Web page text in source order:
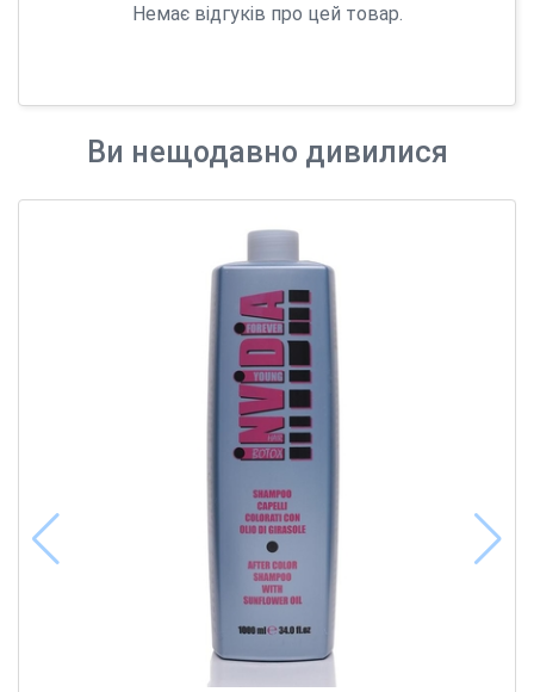
Немає відгуків про цей товар.
Ви нещодавно дивилися